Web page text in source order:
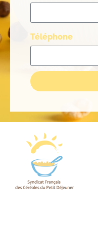
Téléphone